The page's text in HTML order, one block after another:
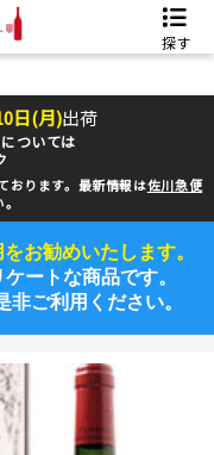
探す
日(月)出荷
ついては
おります。最新情報は佐川急便
お勧めいたします。
ートな商品です。
ご利用ください。